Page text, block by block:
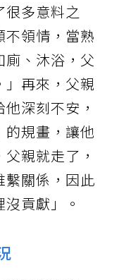
很多意料之
不領情，當熟
、沐浴，父
」再來，父親
深刻不安，
規畫，讓他
親就走了，
繫關係，因此
貢獻」。